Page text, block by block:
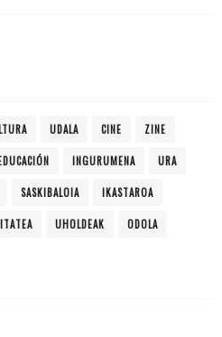
UDALA CINE ZINE
INGURUMENA URA
SASKIBALOIA IKASTAROA
UHOLDEAK ODOLA